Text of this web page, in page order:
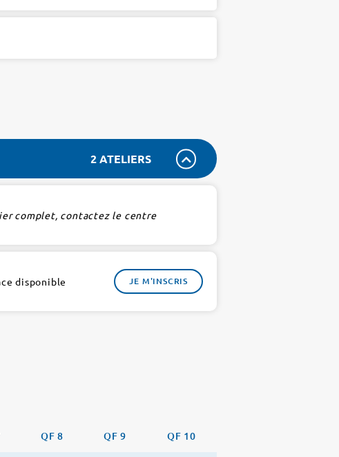
2 ATELIERS
complet, contactez le centre
disponible JE M'INSCRIS
QF 8 QF 9 QF 10